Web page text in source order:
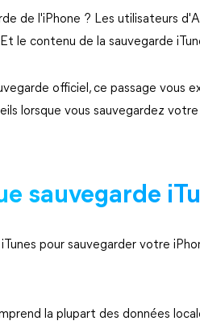
de l'iPhone ? Les utilisateurs
le contenu de la sauvegarde
officiel, ce passage vous
lorsque vous sauvegardez votre
sauvegarde
pour sauvegarder votre
la plupart des données